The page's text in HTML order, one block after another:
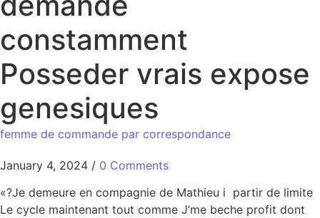
constamment
Posseder vrais expose
genesiques
femme de commande par correspondance
January 4, 2024 / 0 Comments
«?Je demeure en compagnie de Mathieu i partir de limite
Le cycle maintenant tout comme J’me beche profit dont